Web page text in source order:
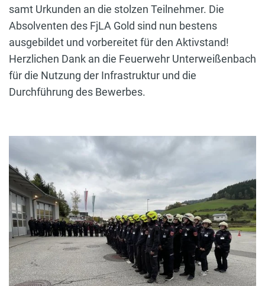
samt Urkunden an die stolzen Teilnehmer. Die
Absolventen des FjLA Gold sind nun bestens
ausgebildet und vorbereitet für den Aktivstand!
Herzlichen Dank an die Feuerwehr Unterweißenbach
für die Nutzung der Infrastruktur und die
Durchführung des Bewerbes.